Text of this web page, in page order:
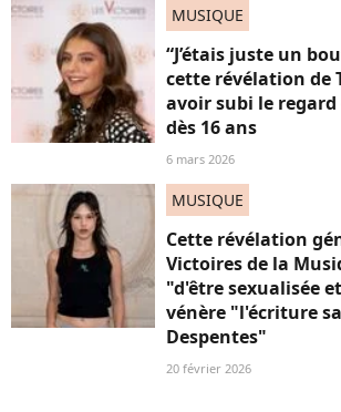
MUSIQUE
“J’étais juste un
cette révélation de
avoir subi le regard
dès 16 ans
6 mars 2026
MUSIQUE
Cette révélation
Victoires de la
"d'être sexualisée
vénère "l'écriture
Despentes"
20 février 2026